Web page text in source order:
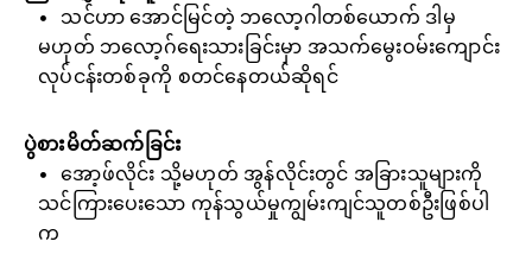
သင်ဟာ အောင်မြင်တဲ့ ဘလော့ဂါတစ်ယောက် ဒါမှ
မဟုတ် ဘလော့ဂ်ရေးသားခြင်းမှာ အသက်မွေးဝမ်းကျောင်း
လုပ်ငန်းတစ်ခုကို စတင်နေတယ်ဆိုရင်
ပွဲစားမိတ်ဆက်ခြင်း
အော့ဖ်လိုင်း သို့မဟုတ် အွန်လိုင်းတွင် အခြားသူများကို
သင်ကြားပေးသော ကုန်သွယ်မှုကျွမ်းကျင်သူတစ်ဦးဖြစ်ပါ
က